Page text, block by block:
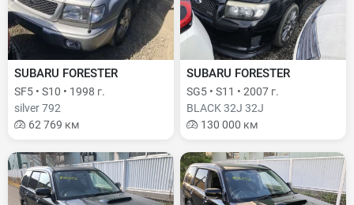
SUBARU FORESTER
SF5 • S10 • 1998 г.
silver 792
62 769 км
SUBARU FORESTER
SG5 • S11 • 2007 г.
BLACK 32J 32J
130 000 км